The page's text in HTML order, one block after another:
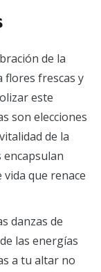
de la
flores frescas y
este
son elecciones
de la
que renace
danzas de
las energías
a tu altar no